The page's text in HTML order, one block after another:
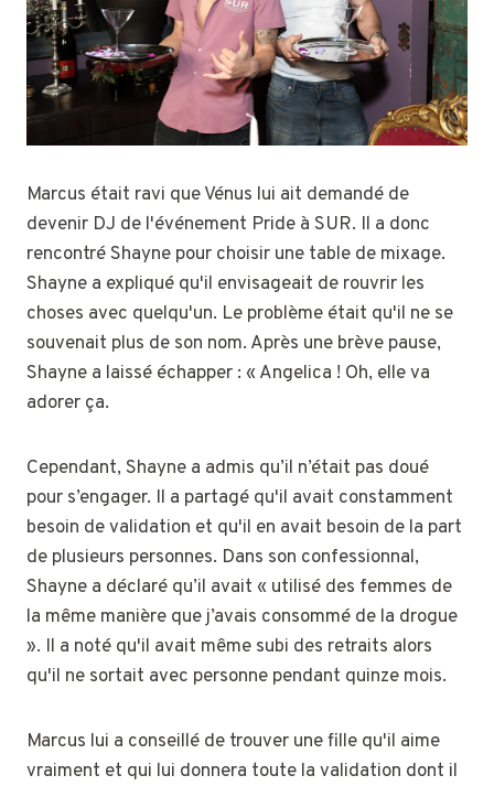
Marcus était ravi que Vénus lui ait demandé de
devenir DJ de l'événement Pride à SUR. Il a donc
rencontré Shayne pour choisir une table de mixage.
Shayne a expliqué qu'il envisageait de rouvrir les
choses avec quelqu'un. Le problème était qu'il ne se
souvenait plus de son nom. Après une brève pause,
Shayne a laissé échapper : « Angelica ! Oh, elle va
adorer ça.
Cependant, Shayne a admis qu’il n’était pas doué
pour s’engager. Il a partagé qu'il avait constamment
besoin de validation et qu'il en avait besoin de la part
de plusieurs personnes. Dans son confessionnal,
Shayne a déclaré qu’il avait « utilisé des femmes de
la même manière que j’avais consommé de la drogue
». Il a noté qu'il avait même subi des retraits alors
qu'il ne sortait avec personne pendant quinze mois.
Marcus lui a conseillé de trouver une fille qu'il aime
vraiment et qui lui donnera toute la validation dont il